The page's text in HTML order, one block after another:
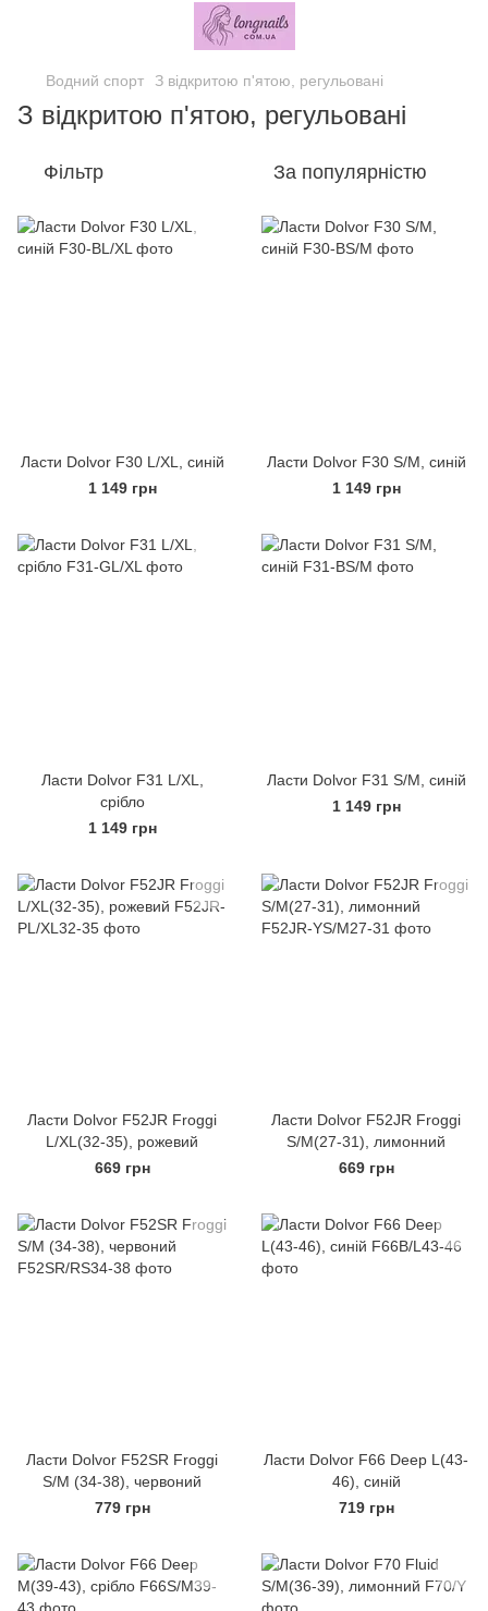
Водний спорт З відкритою п'ятою, регульовані
З відкритою п'ятою, регульовані
Фільтр За популярністю
Ласти Dolvor F30 L/XL, синій
1 149 грн
Ласти Dolvor F30 S/M, синій
1 149 грн
Ласти Dolvor F31 L/XL,
срібло
1 149 грн
Ласти Dolvor F31 S/M, синій
1 149 грн
Ласти Dolvor F52JR Froggi
L/XL(32-35), рожевий
669 грн
Ласти Dolvor F52JR Froggi
S/M(27-31), лимонний
669 грн
Ласти Dolvor F52SR Froggi
S/M (34-38), червоний
779 грн
Ласти Dolvor F66 Deep L(43-
46), синій
719 грн